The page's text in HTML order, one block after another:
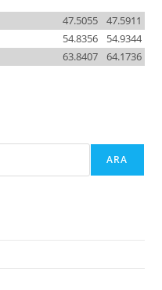
47.5911
47.5055
54.9344
54.8356
64.1736
63.8407
ARA